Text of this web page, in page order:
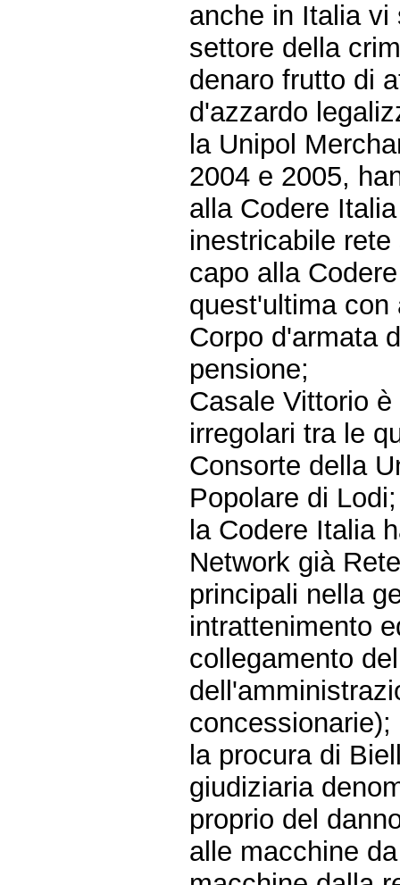
anche in Italia vi
settore della
denaro frutto di
d'azzardo
la Unipol
2004 e 2005,
alla Codere
inestricabile
capo alla
quest'ultima con
Corpo d'armata
pensione;
Casale Vittorio
irregolari tra le
Consorte della
Popolare di Lodi;
la Codere Italia
Network già
principali nella
intrattenimento
collegamento
concessionarie);
la procura di
giudiziaria
proprio del
alle macchine